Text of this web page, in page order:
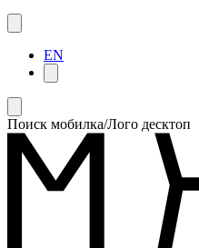
EN
Поиск мобилка/Лого десктоп